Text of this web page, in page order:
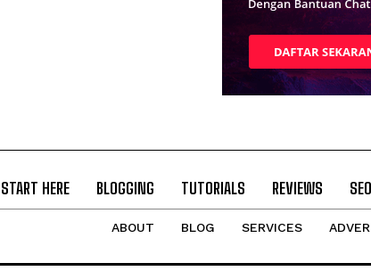
START HERE BLOGGING TUTORIALS REVIEWS SEO
ABOUT BLOG SERVICES